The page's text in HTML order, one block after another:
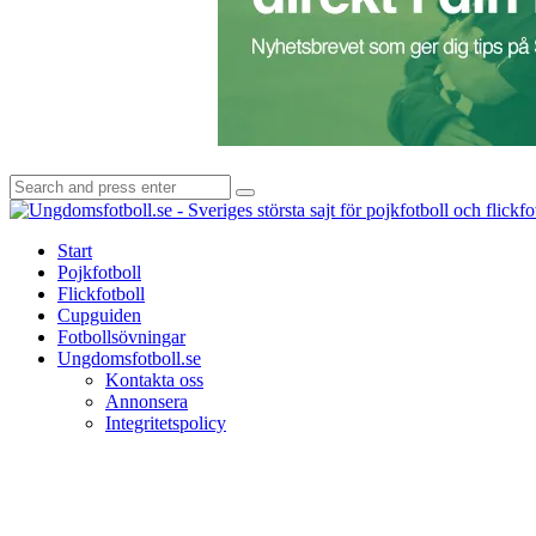
Search
for:
Search
Start
Pojkfotboll
Flickfotboll
Cupguiden
Fotbollsövningar
Ungdomsfotboll.se
Kontakta oss
Annonsera
Integritetspolicy